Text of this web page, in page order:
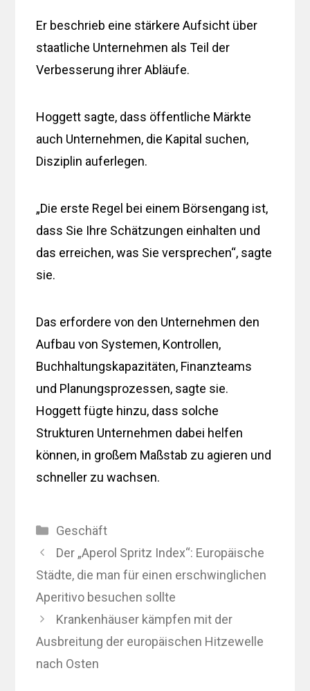
Er beschrieb eine stärkere Aufsicht über
staatliche Unternehmen als Teil der
Verbesserung ihrer Abläufe.
Hoggett sagte, dass öffentliche Märkte
auch Unternehmen, die Kapital suchen,
Disziplin auferlegen.
„Die erste Regel bei einem Börsengang ist,
dass Sie Ihre Schätzungen einhalten und
das erreichen, was Sie versprechen“, sagte
sie.
Das erfordere von den Unternehmen den
Aufbau von Systemen, Kontrollen,
Buchhaltungskapazitäten, Finanzteams
und Planungsprozessen, sagte sie.
Hoggett fügte hinzu, dass solche
Strukturen Unternehmen dabei helfen
können, in großem Maßstab zu agieren und
schneller zu wachsen.
Kategorien
Geschäft
Der „Aperol Spritz Index“: Europäische
Städte, die man für einen erschwinglichen
Aperitivo besuchen sollte
Krankenhäuser kämpfen mit der
Ausbreitung der europäischen Hitzewelle
nach Osten